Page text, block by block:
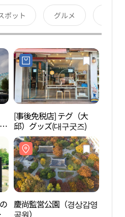
ポット グルメ
[事後免税店] テグ（大
邱）グッズ(대구굿즈)
慶尚監営公園（경상감영
공원）